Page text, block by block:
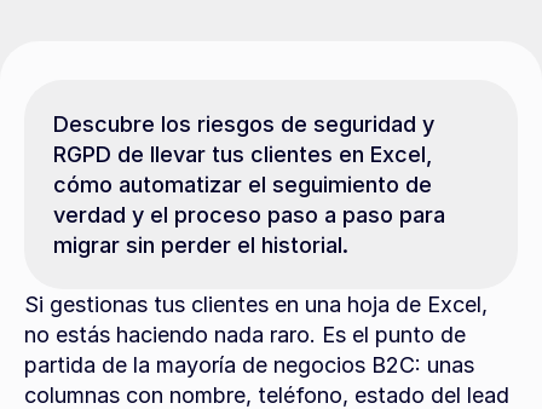
Descubre los riesgos de seguridad y
RGPD de llevar tus clientes en Excel,
cómo automatizar el seguimiento de
verdad y el proceso paso a paso para
migrar sin perder el historial.
Si gestionas tus clientes en una hoja de Excel,
no estás haciendo nada raro. Es el punto de
partida de la mayoría de negocios B2C: unas
columnas con nombre, teléfono, estado del lead